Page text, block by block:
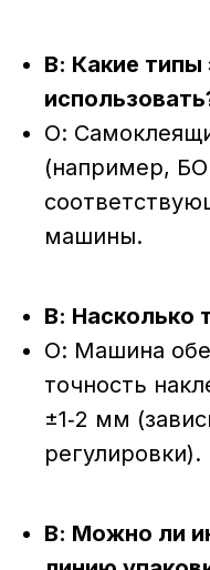
В: Какие
О:
(например,
машины.
В: Насколько
О: Машина
точность
±1‑2 мм
регулировки).
В: Можно ли